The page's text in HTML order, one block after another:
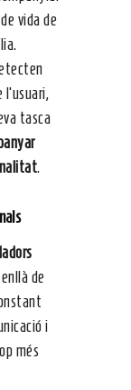
vida de
tasca
.
de
i
més